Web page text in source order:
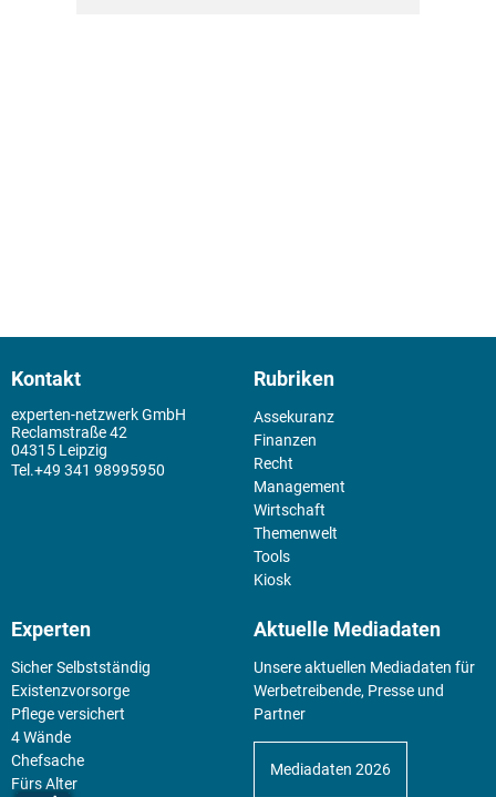
Kontakt
experten-netzwerk GmbH
Reclamstraße 42
04315 Leipzig
+49 341 98995950
Rubriken
Assekuranz
Finanzen
Recht
Management
Wirtschaft
Themenwelt
Tools
Kiosk
Experten
Sicher Selbstständig
Existenz­vorsorge
Pflege versichert
4 Wände
Chefsache
Fürs Alter
Aktuelle Mediadaten
Unsere aktuellen Mediadaten für
Werbetreibende, Presse und
Partner
Mediadaten 2026